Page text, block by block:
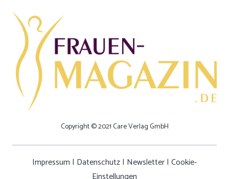
Copyright © 2021 Care Verlag GmbH
Impressum | Datenschutz| Newsletter| Cookie-